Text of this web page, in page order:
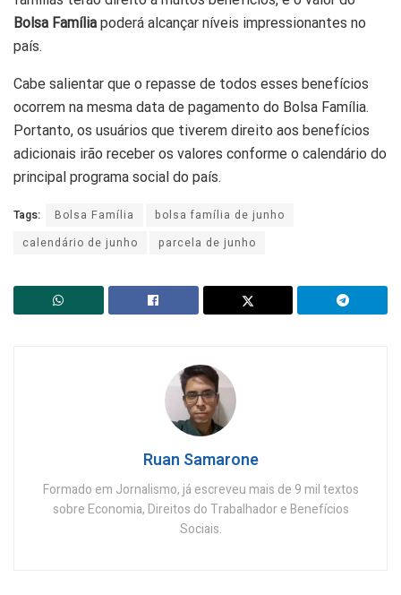
Bolsa Família poderá alcançar níveis impressionantes no
país.
Cabe salientar que o repasse de todos esses benefícios
ocorrem na mesma data de pagamento do Bolsa Família.
Portanto, os usuários que tiverem direito aos benefícios
adicionais irão receber os valores conforme o calendário do
principal programa social do país.
Tags: Bolsa Família
bolsa família de junho
calendário de junho
parcela de junho
Ruan Samarone
Formado em Jornalismo, já escreveu mais de 9 mil textos
sobre Economia, Direitos do Trabalhador e Benefícios
Sociais.